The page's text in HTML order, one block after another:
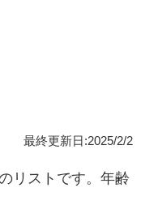
最終更新日:2025/2/2
リストです。年齢